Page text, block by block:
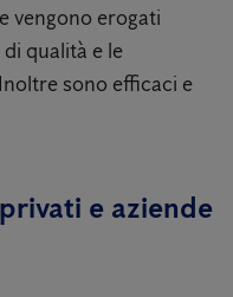
vengono erogati
qualità e le
sono efficaci e
​​e aziende